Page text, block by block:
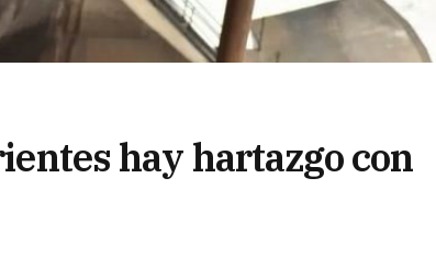
hay hartazgo con